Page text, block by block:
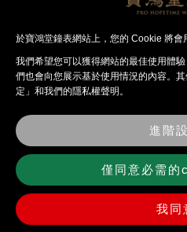
經銷
法律
聯絡
於寶鴻堂鐘表網站上，您的 Cookie 將會
我們希望您可以獲得網站的最佳使⽤體
們也會向您展⽰基於使⽤情況的內容。
定」和我們的隱私權聲明。
進階
僅同意必需的
我同